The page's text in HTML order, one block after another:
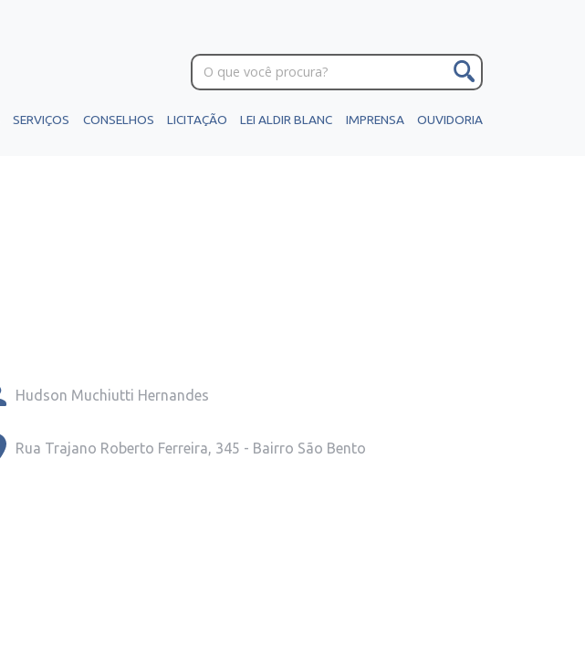
SERVIÇOS CONSELHOS LICITAÇÃO LEI ALDIR BLANC IMPRENSA OUVIDORIA
Hudson Muchiutti Hernandes
Rua Trajano Roberto Ferreira, 345 - Bairro São Bento